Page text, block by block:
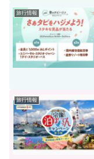
旅行情報
旅行情報